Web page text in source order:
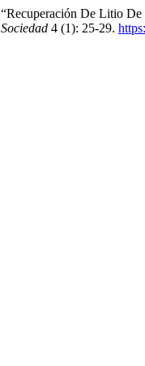
De Litio
4 (1): 25-29.